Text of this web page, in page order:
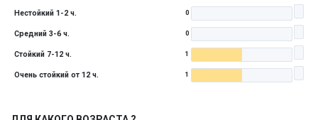
Нестойкий 1-2 ч. 0
Средний 3-6 ч. 0
Стойкий 7-12 ч. 1
Очень стойкий от 12 ч. 1